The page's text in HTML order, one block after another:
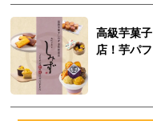
高級芋菓
店！芋パ